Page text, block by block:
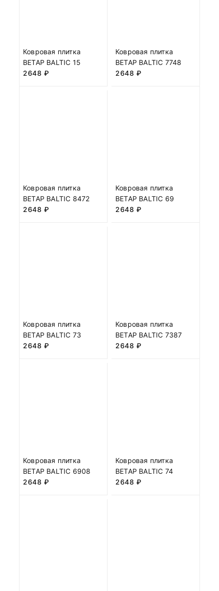
Ковровая плитка
BETAP BALTIC 15
2648 ₽
Ковровая плитка
BETAP BALTIC 7748
2648 ₽
Ковровая плитка
BETAP BALTIC 8472
2648 ₽
Ковровая плитка
BETAP BALTIC 69
2648 ₽
Ковровая плитка
BETAP BALTIC 73
2648 ₽
Ковровая плитка
BETAP BALTIC 7387
2648 ₽
Ковровая плитка
BETAP BALTIC 6908
2648 ₽
Ковровая плитка
BETAP BALTIC 74
2648 ₽